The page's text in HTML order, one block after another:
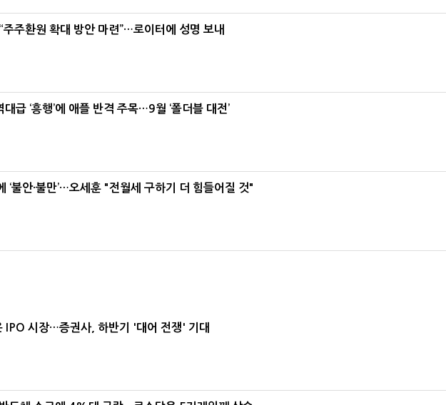
주주환원 확대 방안 마련”…로이터에 성명 보내
급 ‘흥행’에 애플 반격 주목…9월 ‘폴더블 대전’
‘불안·불만’…오세훈 "전월세 구하기 더 힘들어질 것"
IPO 시장…증권사, 하반기 '대어 전쟁' 기대